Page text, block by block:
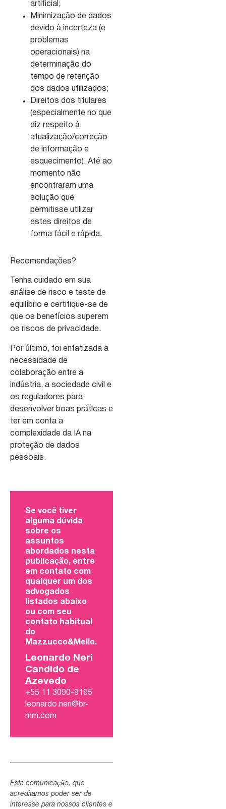
artificial;
Minimização de dados
devido à incerteza (e
problemas
operacionais) na
determinação do
tempo de retenção
dos dados utilizados;
Direitos dos titulares
(especialmente no que
diz respeito à
atualização/correção
de informação e
esquecimento). Até ao
momento não
encontraram uma
solução que
permitisse utilizar
estes direitos de
forma fácil e rápida.
Recomendações?
Tenha cuidado em sua
análise de risco e teste de
equilíbrio e certifique-se de
que os benefícios superem
os riscos de privacidade.
Por último, foi enfatizada a
necessidade de
colaboração entre a
indústria, a sociedade civil e
os reguladores para
desenvolver boas práticas e
ter em conta a
complexidade da IA na
proteção de dados
pessoais.
Se você tiver
alguma dúvida
sobre os
assuntos
abordados nesta
publicação, entre
em contato com
qualquer um dos
advogados
listados abaixo
ou com seu
contato habitual
do
Mazzucco&Mello.
Leonardo Neri
Candido de
Azevedo
+55 11 3090-9195
leonardo.neri@br-
mm.com
Esta comunicação, que
acreditamos poder ser de
interesse para nossos clientes e